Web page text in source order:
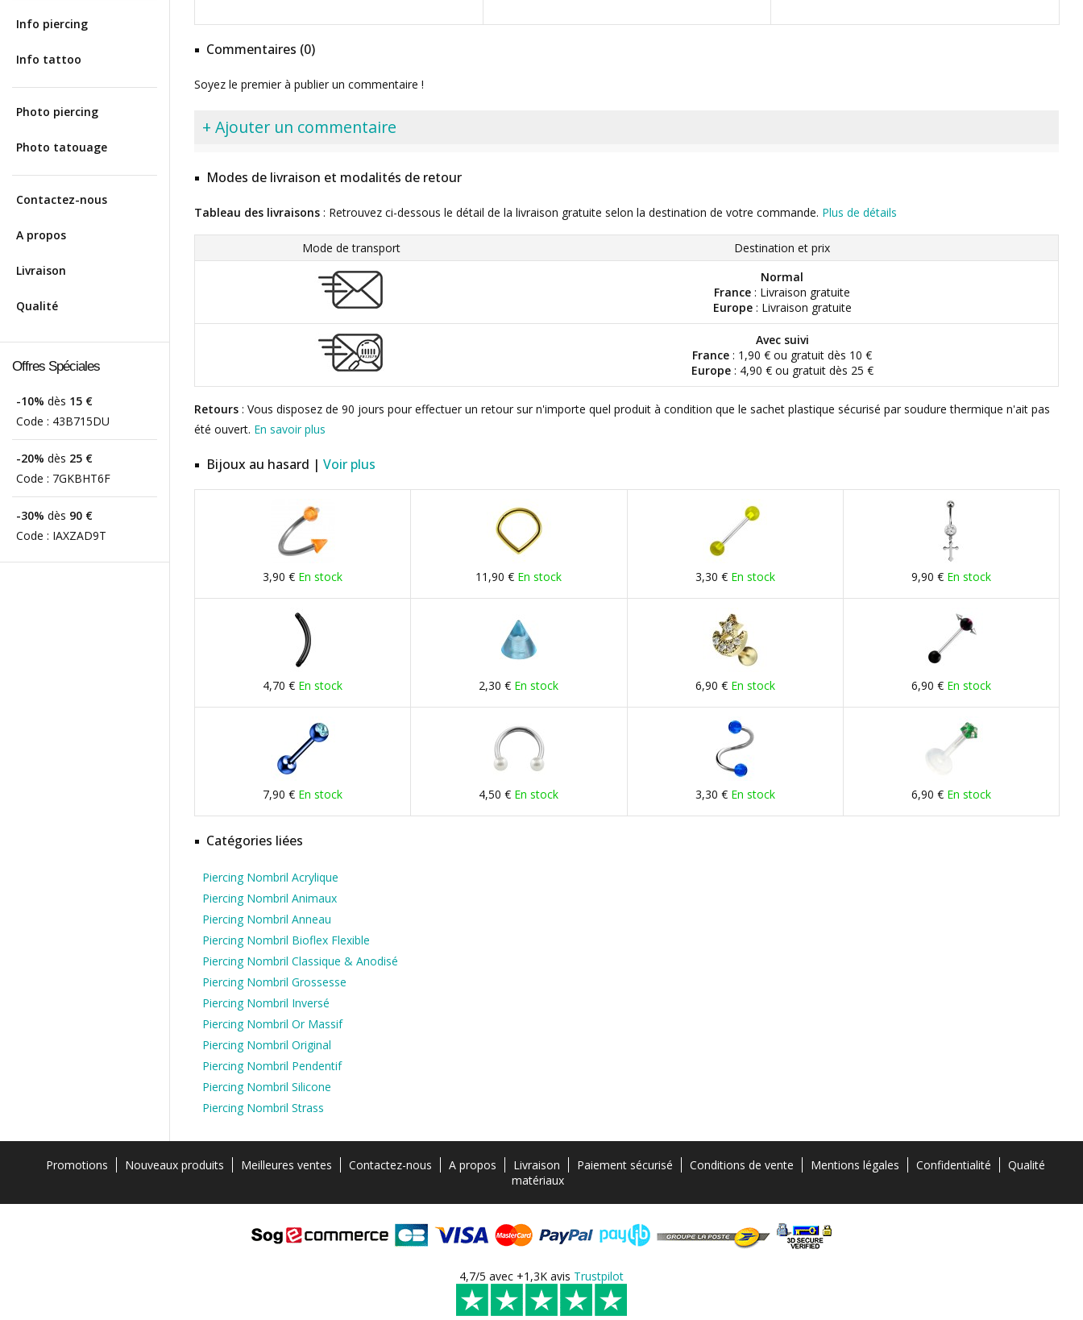
Info piercing
Info tattoo
Photo piercing
Photo tatouage
Contactez-nous
A propos
Livraison
Qualité
Offres Spéciales
-10% dès 15 €
Code : 43B715DU
-20% dès 25 €
Code : 7GKBHT6F
-30% dès 90 €
Code : IAXZAD9T
Commentaires (0)
Soyez le premier à publier un commentaire !
+ Ajouter un commentaire
Modes de livraison et modalités de retour
Tableau des livraisons : Retrouvez ci-dessous le détail de la livraison gratuite selon la destination de votre commande. Plus de détails
Mode de transport
Destination et prix
Normal
France : Livraison gratuite
Europe: Livraison gratuite
Avec suivi
France : 1,90 € ou gratuit dès 10 €
Europe: 4,90 € ou gratuit dès 25 €
Retours : Vous disposez de 90 jours pour effectuer un retour sur n'importe quel produit à condition que le sachet plastique sécurisé par soudure thermique n'ait pas
été ouvert. En savoir plus
Bijoux au hasard | Voir plus
3,90 € En stock 11,90 € En stock 3,30 € En stock 9,90 € En stock
4,70 € En stock 2,30 € En stock 6,90 € En stock 6,90 € En stock
7,90 € En stock 4,50 € En stock 3,30 € En stock 6,90 € En stock
Catégories liées
Piercing Nombril Acrylique
Piercing Nombril Animaux
Piercing Nombril Anneau
Piercing Nombril Bioflex Flexible
Piercing Nombril Classique & Anodisé
Piercing Nombril Grossesse
Piercing Nombril Inversé
Piercing Nombril Or Massif
Piercing Nombril Original
Piercing Nombril Pendentif
Piercing Nombril Silicone
Piercing Nombril Strass
Promotions Nouveaux produits Meilleures ventes Contactez-nous A propos Livraison Paiement sécurisé Conditions de vente Mentions légales Confidentialité
Qualité
matériaux
4,7/5 avec +1,3K avis Trustpilot